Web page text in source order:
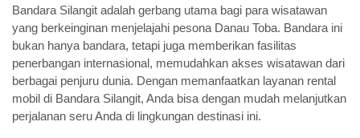
Bandara Silangit adalah gerbang utama bagi para wisatawan
yang berkeinginan menjelajahi pesona Danau Toba. Bandara ini
bukan hanya bandara, tetapi juga memberikan fasilitas
penerbangan internasional, memudahkan akses wisatawan dari
berbagai penjuru dunia. Dengan memanfaatkan layanan rental
mobil di Bandara Silangit, Anda bisa dengan mudah melanjutkan
perjalanan seru Anda di lingkungan destinasi ini.